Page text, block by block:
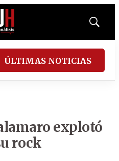
Mostrar
ÚLTIMAS NOTICIAS
explotó
rock